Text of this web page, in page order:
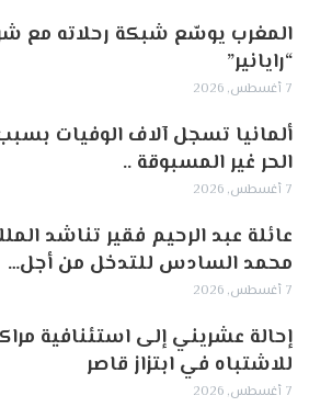
المغرب يوسّع شبكة رحلاته مع
“رايانير”
7 أغسطس, 2026
ألمانيا تسجل آلاف الوفيات
الحر غير المسبوقة ..
7 أغسطس, 2026
عائلة عبد الرحيم فقير تناشد
محمد السادس للتدخل من أجل…
7 أغسطس, 2026
إحالة عشريني إلى استئنافية
للاشتباه في ابتزاز قاصر
7 أغسطس, 2026